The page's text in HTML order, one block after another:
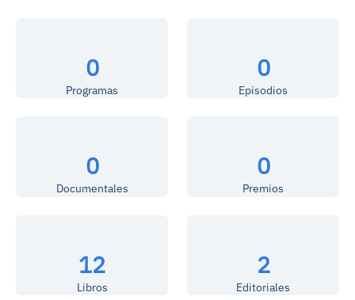
0
Programas
0
Episodios
0
Documentales
0
Premios
12
Libros
2
Editoriales